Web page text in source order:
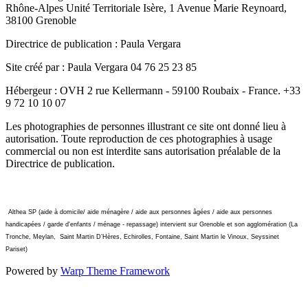
Rhône-Alpes Unité Territoriale Isère, 1 Avenue Marie Reynoard,
38100 Grenoble
Directrice de publication : Paula Vergara
Site créé par : Paula Vergara 04 76 25 23 85
Hébergeur : OVH 2 rue Kellermann - 59100 Roubaix - France. +33
9 72 10 10 07
Les photographies de personnes illustrant ce site ont donné lieu à
autorisation. Toute reproduction de ces photographies à usage
commercial ou non est interdite sans autorisation préalable de la
Directrice de publication.
Althea SP (aide à domicile/ aide ménagère / aide aux personnes âgées / aide aux personnes
handicapées / garde d'enfants / ménage - repassage) intervient sur Grenoble et son agglomération (La
Tronche, Meylan, Saint Martin D’Hères, Echirolles, Fontaine, Saint Martin le Vinoux, Seyssinet
Pariset)
Powered by Warp Theme Framework